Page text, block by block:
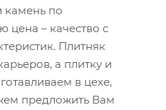
камень по
цена – качество с
. Плитняк
а плитку и
в цехе,
предложить Вам